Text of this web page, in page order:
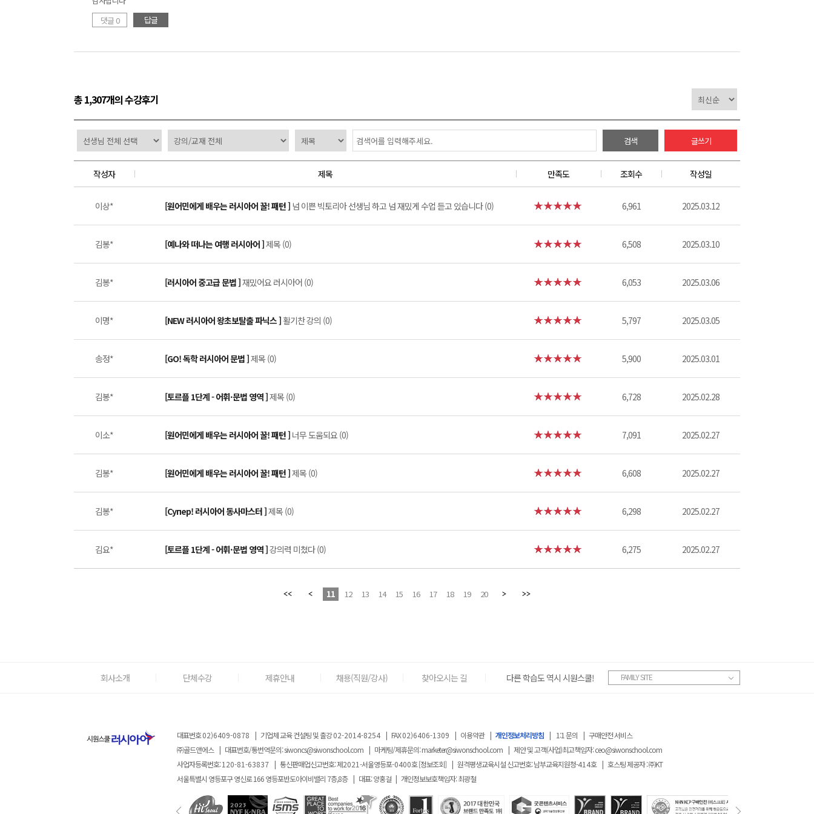
댓글 0
답글
총 1,307개의 수강후기
검색 글쓰기
작성자 제목 만족도 조회수 작성일
이상* [원어민에게 배우는 러시아어 꿀! 패턴 ] 넘 이쁜 빅토리아 선생님 하고 넘 재밌게 수업 듣고 있습니다 (0) 6,961 2025.03.12
김봉* [예나와 떠나는 여행 러시아어 ]제목 (0) 6,508 2025.03.10
김봉* [러시아어 중고급 문법 ]재밌어요 러시아어 (0) 6,053 2025.03.06
이명* [NEW 러시아어 왕초보탈출 파닉스 ]활기찬 강의 (0) 5,797 2025.03.05
송정* [GO! 독학 러시아어 문법 ]제목 (0) 5,900 2025.03.01
김봉* [토르플 1단계 - 어휘·문법 영역 ]제목 (0) 6,728 2025.02.28
이소* [원어민에게 배우는 러시아어 꿀! 패턴 ] 너무 도움되요 (0) 7,091 2025.02.27
김봉* [원어민에게 배우는 러시아어 꿀! 패턴 ]제목 (0) 6,608 2025.02.27
김봉* [Супер! 러시아어 동사마스터 ]제목 (0) 6,298 2025.02.27
김요* [토르플 1단계 - 어휘·문법 영역 ]강의력 미쳤다 (0) 6,275 2025.02.27
11 12 13 14 15 16 17 18 19 20
회사소개 단체수강 제휴안내 채용(직원/강사) 찾아오시는 길 다른 학습도 역시 시원스쿨! FAMILY SITE
대표번호02)6409-0878 | 기업체 교육 컨설팅 및 출강02-2014-8254 | FAX02)6406-1309 | 이용약관 | 개인정보처리방침 | 1:1 문의 | 구매안전 서비스
㈜골드앤에스 | 대표번호/통번역문의:siwoncs@siwonschool.com | 마케팅/제휴문의:marketer@siwonschool.com | 제안 및 고객(사업)최고책임자:ceo@siwonschool.com
사업자등록번호:120-81-63837 | 통신판매업신고번호: 제2021-서울영등포-0400호[정보조회] | 원격평생교육시설 신고번호: 남부교육지원청-414호 | 호스팅 제공자 : ㈜KT
서울특별시 영등포구 영신로 166 영등포반도아이비밸리 7층,8층 | 대표: 양홍걸 | 개인정보보호책임자: 최광철